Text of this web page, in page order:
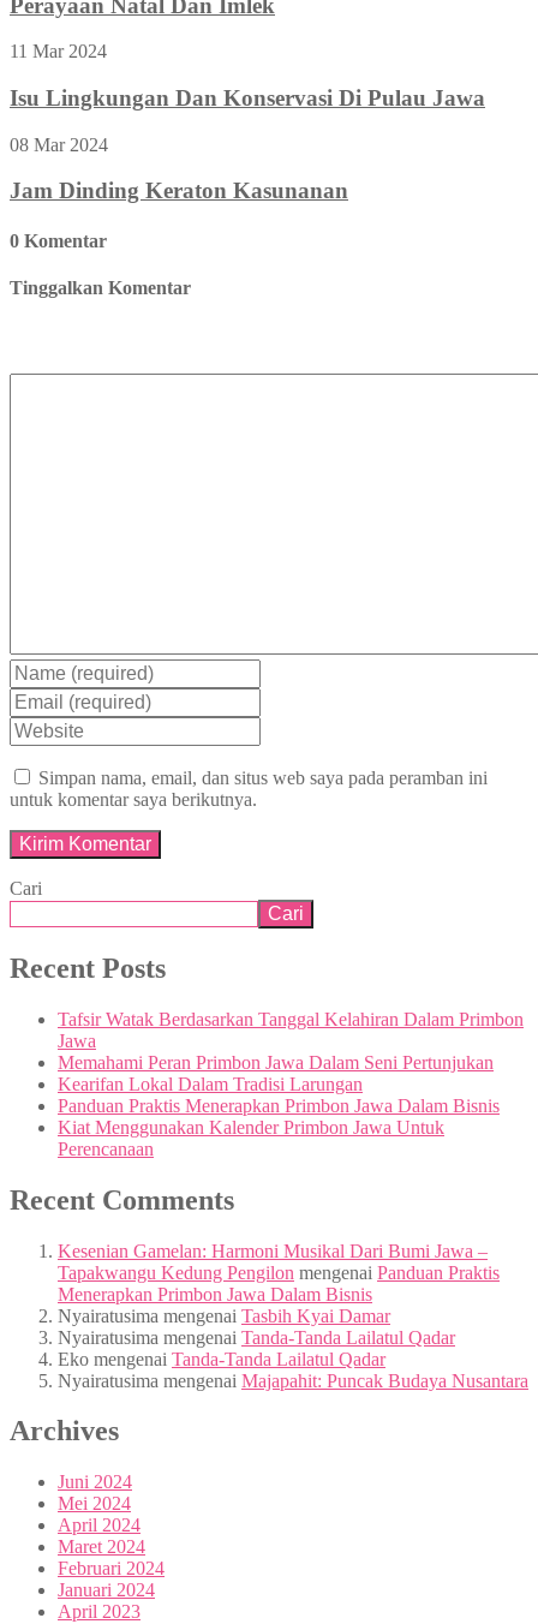
11 Mar 2024
Isu Lingkungan Dan Konservasi Di Pulau Jawa
08 Mar 2024
Jam Dinding Keraton Kasunanan
0 Komentar
Tinggalkan Komentar
Simpan nama, email, dan situs web saya pada peramban ini
untuk komentar saya berikutnya.
Cari
Cari
Recent Posts
Tafsir Watak Berdasarkan Tanggal Kelahiran Dalam Primbon
Jawa
Memahami Peran Primbon Jawa Dalam Seni Pertunjukan
Kearifan Lokal Dalam Tradisi Larungan
Panduan Praktis Menerapkan Primbon Jawa Dalam Bisnis
Kiat Menggunakan Kalender Primbon Jawa Untuk
Perencanaan
Recent Comments
Kesenian Gamelan: Harmoni Musikal Dari Bumi Jawa –
Tapakwangu Kedung Pengilon mengenai Panduan Praktis
Menerapkan Primbon Jawa Dalam Bisnis
Nyairatusima mengenai Tasbih Kyai Damar
Nyairatusima mengenai Tanda-Tanda Lailatul Qadar
Eko mengenai Tanda-Tanda Lailatul Qadar
Nyairatusima mengenai Majapahit: Puncak Budaya Nusantara
Archives
Juni 2024
Mei 2024
April 2024
Maret 2024
Februari 2024
Januari 2024
April 2023